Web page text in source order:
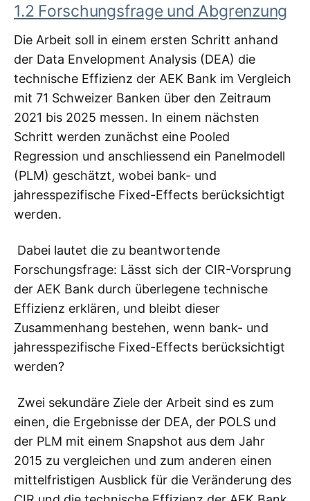
1.2 Forschungsfrage und Abgrenzung
Die Arbeit soll in einem ersten Schritt anhand
der Data Envelopment Analysis (DEA) die
technische Effizienz der AEK Bank im Vergleich
mit 71 Schweizer Banken über den Zeitraum
2021 bis 2025 messen. In einem nächsten
Schritt werden zunächst eine Pooled
Regression und anschliessend ein Panelmodell
(PLM) geschätzt, wobei bank- und
jahresspezifische Fixed-Effects berücksichtigt
werden.
Dabei lautet die zu beantwortende
Forschungsfrage: Lässt sich der CIR-Vorsprung
der AEK Bank durch überlegene technische
Effizienz erklären, und bleibt dieser
Zusammenhang bestehen, wenn bank- und
jahresspezifische Fixed-Effects berücksichtigt
werden?
Zwei sekundäre Ziele der Arbeit sind es zum
einen, die Ergebnisse der DEA, der POLS und
der PLM mit einem Snapshot aus dem Jahr
2015 zu vergleichen und zum anderen einen
mittelfristigen Ausblick für die Veränderung des